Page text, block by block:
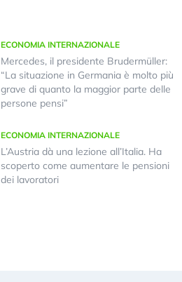
ECONOMIA INTERNAZIONALE
Mercedes, il presidente Brudermüller:
“La situazione in Germania è molto più
grave di quanto la maggior parte delle
persone pensi”
ECONOMIA INTERNAZIONALE
L’Austria dà una lezione all’Italia. Ha
scoperto come aumentare le pensioni
dei lavoratori